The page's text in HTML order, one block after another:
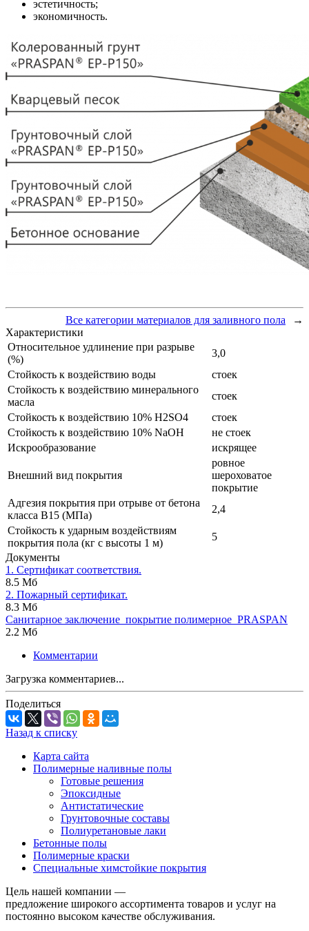
эстетичность;
экономичность.
Все категории материалов для заливного пола
→
Характеристики
Относительное удлинение при разрыве
(%)
3,0
Стойкость к воздействию воды
стоек
Стойкость к воздействию минерального
масла
стоек
Стойкость к воздействию 10% H2SO4
стоек
Стойкость к воздействию 10% NaOH
не стоек
Искрообразование
искрящее
Внешний вид покрытия
ровное
шероховатое
покрытие
Адгезия покрытия при отрыве от бетона
класса В15 (МПа)
2,4
Стойкость к ударным воздействиям
покрытия пола (кг с высоты 1 м)
5
Документы
1. Сертификат соответствия.
8.5 Мб
2. Пожарный сертификат.
8.3 Мб
Санитарное заключение_покрытие полимерное_PRASPAN
2.2 Мб
Комментарии
Загрузка комментариев...
Поделиться
Назад к списку
Карта сайта
Полимерные наливные полы
Готовые решения
Эпоксидные
Антистатические
Грунтовочные составы
Полиуретановые лаки
Бетонные полы
Полимерные краски
Специальные химстойкие покрытия
Цель нашей компании —
предложение широкого ассортимента товаров и услуг на
постоянно высоком качестве обслуживания.